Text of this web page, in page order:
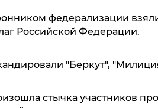
федерализации
Российской Федерации.
"Беркут",
стычка участников